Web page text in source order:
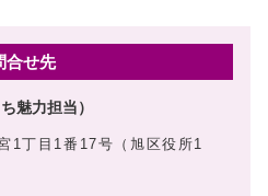
合せ先
魅力担当）
1丁目1番17号（旭区役所1